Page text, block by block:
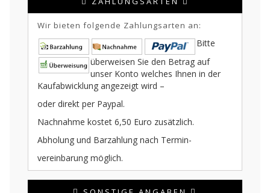
Wir bieten folgende Zahlungsarten an:
Bitte
überweisen Sie den Betrag auf
unser Konto welches Ihnen in der
Kaufabwicklung angezeigt wird –
oder direkt per Paypal.
Nachnahme kostet 6,50 Euro zusätzlich.
Abholung und Barzahlung nach Termin-
vereinbarung möglich.